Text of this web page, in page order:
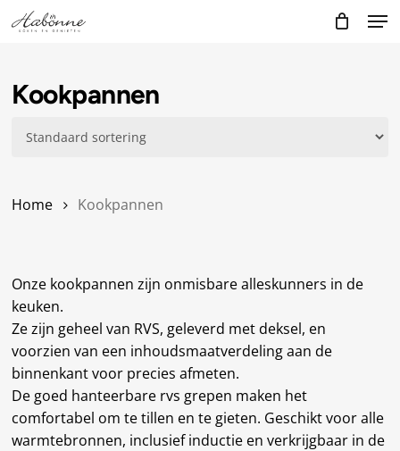
Skip
to
Kookpannen
Home Kookpannen
Onze kookpannen zijn onmisbare alleskunners in de
keuken.
Ze zijn geheel van RVS, geleverd met deksel, en
voorzien van een inhoudsmaatverdeling aan de
binnenkant voor precies afmeten.
De goed hanteerbare rvs grepen maken het
comfortabel om te tillen en te gieten. Geschikt voor alle
warmtebronnen, inclusief inductie en verkrijgbaar in de